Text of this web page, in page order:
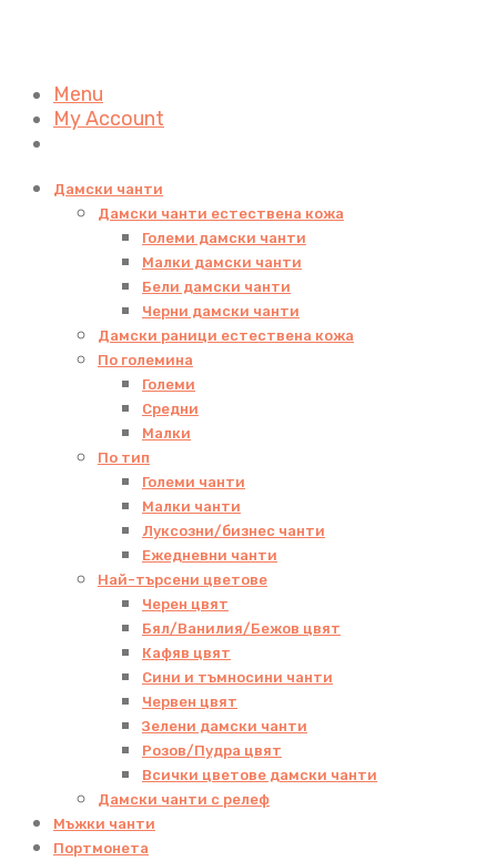
Menu
My Account
Дамски чанти
Дамски чанти естествена кожа
Големи дамски чанти
Малки дамски чанти
Бели дамски чанти
Черни дамски чанти
Дамски раници естествена кожа
По големина
Големи
Средни
Малки
По тип
Големи чанти
Малки чанти
Луксозни/бизнес чанти
Ежедневни чанти
Най-търсени цветове
Черен цвят
Бял/Ванилия/Бежов цвят
Кафяв цвят
Сини и тъмносини чанти
Червен цвят
Зелени дамски чанти
Розов/Пудра цвят
Всички цветове дамски чанти
Дамски чанти с релеф
Мъжки чанти
Портмонета